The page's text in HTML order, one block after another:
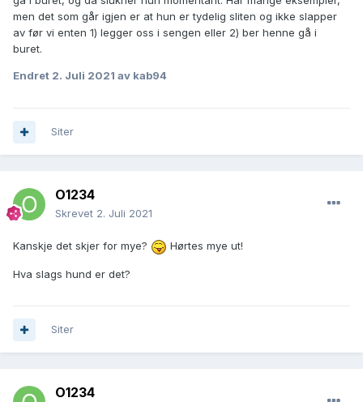
men det som går igjen er at hun er tydelig sliten og ikke slapper
av før vi enten 1) legger oss i sengen eller 2) ber henne gå i
buret.
Endret 2. Juli 2021 av kab94
Siter
O1234
Skrevet 2. Juli 2021
Kanskje det skjer for mye? Hørtes mye ut!
Hva slags hund er det?
Siter
O1234